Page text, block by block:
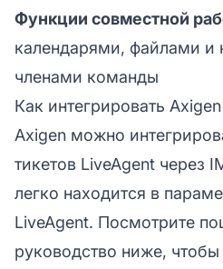
Функции совместной
календарями, файлами и
членами команды
Как интегрировать
Axigen можно
тикетов LiveAgent через
легко находится в
LiveAgent. Посмотрите
руководство ниже, чтобы